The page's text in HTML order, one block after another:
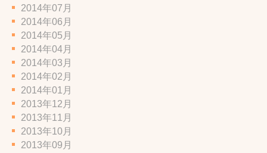
2014年07月
2014年06月
2014年05月
2014年04月
2014年03月
2014年02月
2014年01月
2013年12月
2013年11月
2013年10月
2013年09月